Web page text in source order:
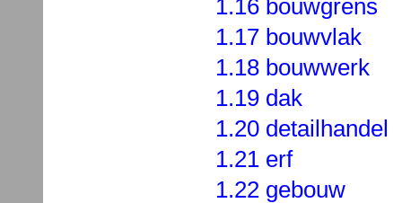
1.16 bouwgrens
1.17 bouwvlak
1.18 bouwwerk
1.19 dak
1.20 detailhandel
1.21 erf
1.22 gebouw